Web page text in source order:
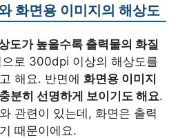
화면용 이미지의 해상도
도가 높을수록 출력물의 화질
으로 300dpi 이상의 해상도를
해요. 반면에 화면용 이미지
분히 선명하게 보이기도 해요.
관련이 있는데, 화면은 출력
때문이에요.